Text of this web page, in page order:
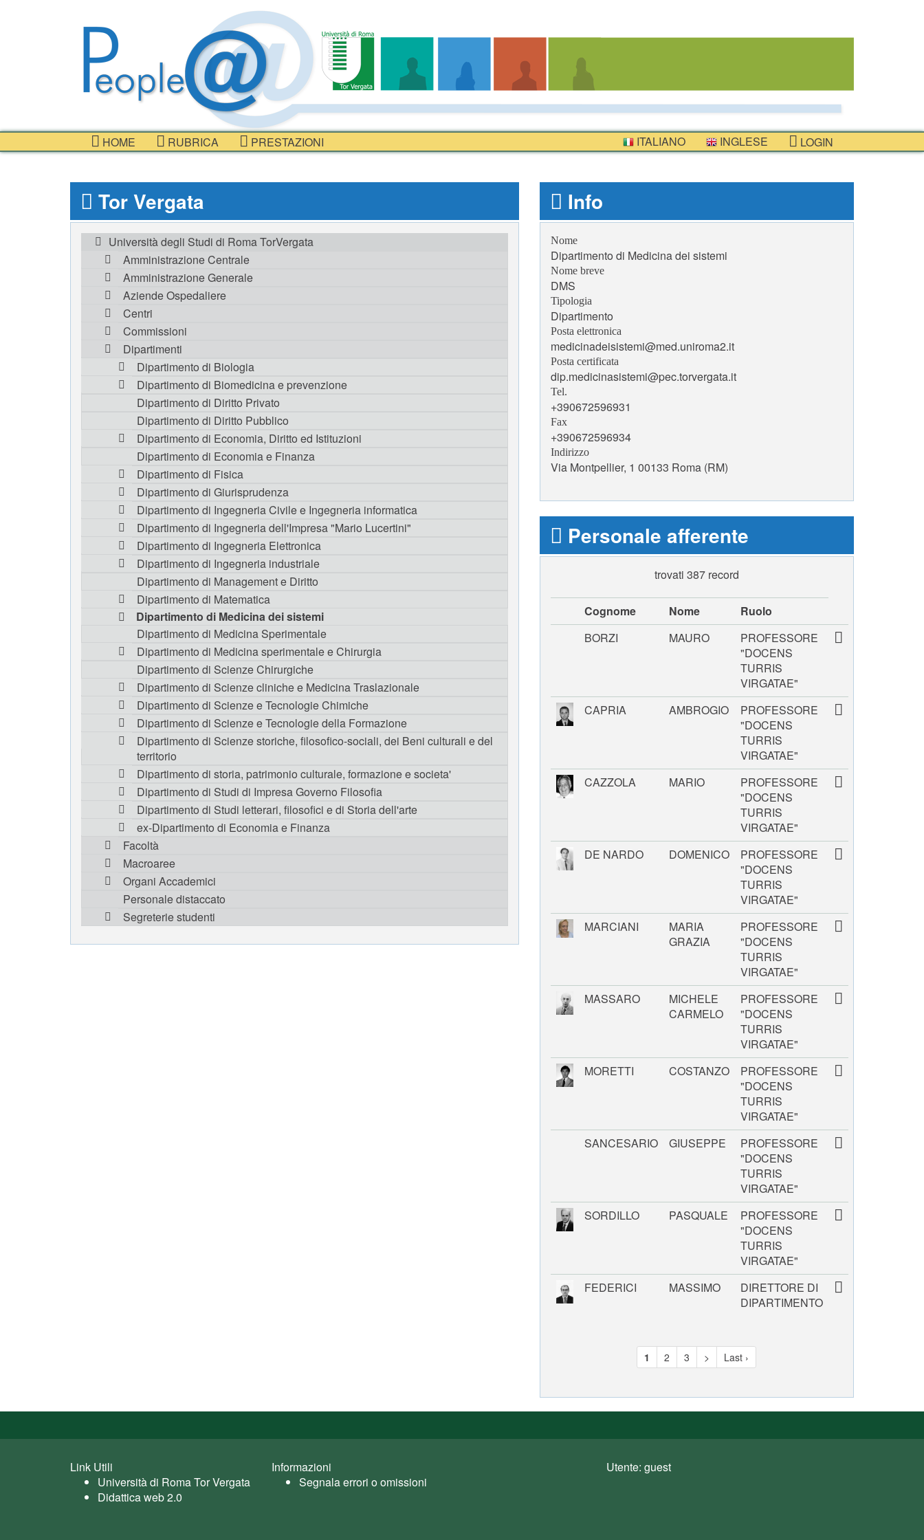
HOME RUBRICA PRESTAZIONI ITALIANO INGLESE LOGIN
Tor Vergata
Università degli Studi di Roma TorVergata
Amministrazione Centrale
Amministrazione Generale
Aziende Ospedaliere
Centri
Commissioni
Dipartimenti
Dipartimento di Biologia
Dipartimento di Biomedicina e prevenzione
Dipartimento di Diritto Privato
Dipartimento di Diritto Pubblico
Dipartimento di Economia, Diritto ed Istituzioni
Dipartimento di Economia e Finanza
Dipartimento di Fisica
Dipartimento di Giurisprudenza
Dipartimento di Ingegneria Civile e Ingegneria informatica
Dipartimento di Ingegneria dell'Impresa "Mario Lucertini"
Dipartimento di Ingegneria Elettronica
Dipartimento di Ingegneria industriale
Dipartimento di Management e Diritto
Dipartimento di Matematica
Dipartimento di Medicina dei sistemi
Dipartimento di Medicina Sperimentale
Dipartimento di Medicina sperimentale e Chirurgia
Dipartimento di Scienze Chirurgiche
Dipartimento di Scienze cliniche e Medicina Traslazionale
Dipartimento di Scienze e Tecnologie Chimiche
Dipartimento di Scienze e Tecnologie della Formazione
Dipartimento di Scienze storiche, filosofico-sociali, dei Beni culturali e del
territorio
Dipartimento di storia, patrimonio culturale, formazione e societa'
Dipartimento di Studi di Impresa Governo Filosofia
Dipartimento di Studi letterari, filosofici e di Storia dell'arte
ex-Dipartimento di Economia e Finanza
Facoltà
Macroaree
Organi Accademici
Personale distaccato
Segreterie studenti
Info
Nome
Dipartimento di Medicina dei sistemi
Nome breve
DMS
Tipologia
Dipartimento
Posta elettronica
medicinadeisistemi@med.uniroma2.it
Posta certificata
dip.medicinasistemi@pec.torvergata.it
Tel.
+390672596931
Fax
+390672596934
Indirizzo
Via Montpellier, 1 00133 Roma (RM)
Personale afferente
trovati 387 record
Cognome Nome
Ruolo
BORZI
MAURO
PROFESSORE
"DOCENS
TURRIS
VIRGATAE"
CAPRIA
AMBROGIO
PROFESSORE
"DOCENS
TURRIS
VIRGATAE"
CAZZOLA
MARIO
PROFESSORE
"DOCENS
TURRIS
VIRGATAE"
DE NARDO
DOMENICO
PROFESSORE
"DOCENS
TURRIS
VIRGATAE"
MARCIANI
MARIA
GRAZIA
PROFESSORE
"DOCENS
TURRIS
VIRGATAE"
MASSARO
MICHELE
CARMELO
PROFESSORE
"DOCENS
TURRIS
VIRGATAE"
MORETTI
COSTANZO
PROFESSORE
"DOCENS
TURRIS
VIRGATAE"
SANCESARIO
GIUSEPPE
PROFESSORE
"DOCENS
TURRIS
VIRGATAE"
SORDILLO
PASQUALE
PROFESSORE
"DOCENS
TURRIS
VIRGATAE"
FEDERICI
MASSIMO
DIRETTORE DI
DIPARTIMENTO
1 2 3 > Last ›
Link Utili
Università di Roma Tor Vergata
Didattica web 2.0
Informazioni
Segnala errori o omissioni
Utente: guest